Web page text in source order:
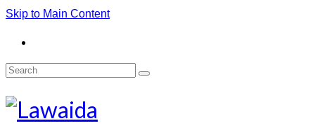
Skip to Main Content
Search